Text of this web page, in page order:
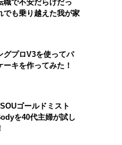
職で不安だらけだっ
も乗り越えた我が家
グプロV3を使ってパ
ーキを作ってみた！
ゴールドミスト
を40代主婦が試し